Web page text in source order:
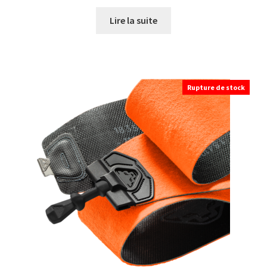
Lire la suite
Rupture de stock